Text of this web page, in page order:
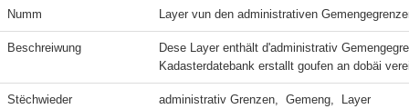
Numm Layer vun den administrativen
Beschreiwung
Dese Layer enthält d'administrativ
Kadasterdatebank erstallt goufen an dobäi
Stëchwieder administrativ Grenzen,  Gemeng,  Layer